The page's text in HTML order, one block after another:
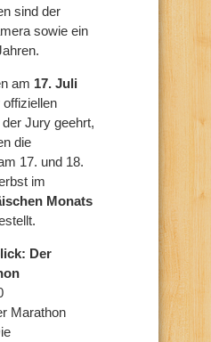
sind der
sowie ein
am 17. Juli
Jury geehrt,
die
17. und 18.
im
Monats
Der
Marathon